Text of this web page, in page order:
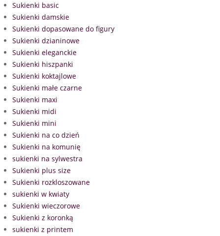
Sukienki basic
Sukienki damskie
Sukienki dopasowane do figury
Sukienki dzianinowe
Sukienki eleganckie
Sukienki hiszpanki
Sukienki koktajlowe
Sukienki małe czarne
Sukienki maxi
Sukienki midi
Sukienki mini
Sukienki na co dzień
Sukienki na komunię
sukienki na sylwestra
Sukienki plus size
Sukienki rozkloszowane
sukienki w kwiaty
Sukienki wieczorowe
Sukienki z koronką
sukienki z printem